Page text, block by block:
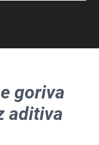
goriva
aditiva